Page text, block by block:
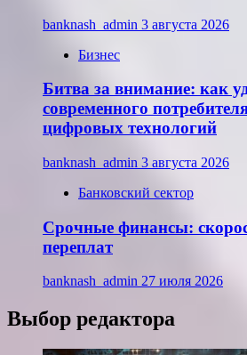
banknash_admin 3 августа 2026
Бизнес
Битва за внимание: как
современного
цифровых технологий
banknash_admin 3 августа 2026
Банковский сектор
Срочные финансы:
переплат
banknash_admin 27 июля 2026
Выбор редактора